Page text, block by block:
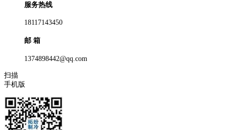
服务热线
18117143450
邮 箱
1374898442@qq.com
扫描
手机版